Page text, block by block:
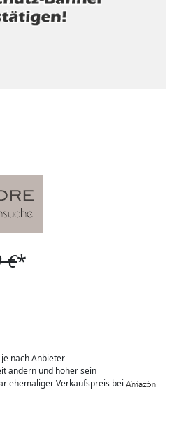
€*
nach Anbieter
ändern und höher sein
ehemaliger Verkaufspreis bei